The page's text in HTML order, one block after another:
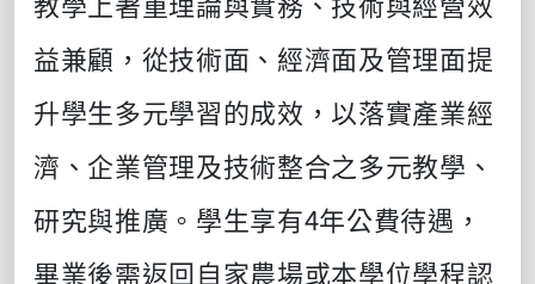
益兼顧，從技術面、經濟面及管理面提
升學生多元學習的成效，以落實產業經
濟、企業管理及技術整合之多元教學、
研究與推廣。學生享有4年公費待遇，
畢業後需返回自家農場或本學位學程認